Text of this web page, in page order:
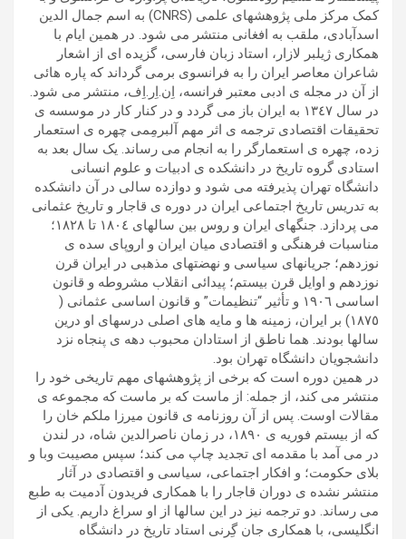
کمک مرکز ملی پژوهشهای علمی (CNRS) به اسم جمال الدین
اسدآبادی، ملقب به افغانی منتشر می شود. در همین ایام با
همکاری ژیلبر لازار، استاد زبان فارسی، گزیده ای از اشعار
شاعران معاصر ایران را به فرانسوی برمی گرداند که پاره هائی
از آن در مجله ی ادبی معتبر فرانسه، اِن.اِر.اِف، منتشر می شود.
در سال ١٣٤٧ به ایران باز می گردد و در کنار کار در موسسه ی
تحقیقات اقتصادی ترجمه ی اثر مهم آلبرمِمی چهره ی استعمار
زده، چهره ی استعمارگر را به انجام می رساند. یک سال بعد به
استادی گروه تاریخ در دانشکده ی ادبیات و علوم انسانی
دانشگاه تهران پذیرفته می شود و دوازده سالی در آن دانشکده
به تدریس تاریخ اجتماعی ایران در دوره ی قاجار و تاریخ عثمانی
می پردازد. جنگهای ایران و روس بین سالهای ١٨۰٤ تا ١٨٢٨؛
مناسبات فرهنگی و اقتصادی میان ایران و اروپای سده ی
نوزدهم؛ جریانهای سیاسی و نهضتهای مذهبی در ایران قرن
نوزدهم و اوایل قرن بیستم؛ پیدائی انقلاب مشروطه و قانون
اساسی ١٩۰٦ و تأثیر “تنظیمات” و قانون اساسی عثمانی (
١٨٧٥) بر ایران، زمینه ها و مایه های اصلی درسهای او درین
سالها بودند. هما ناطق از استادان محبوب دهه ی پنجاه نزد
دانشجویان دانشگاه تهران بود.
در همین دوره است که برخی از پژوهشهای مهم تاریخی خود را
منتشر می کند، از جمله: از ماست که بر ماست که مجموعه ی
مقالات اوست. پس از آن روزنامه ی قانون میرزا ملکم خان را
که از بیستم فوریه ی ١٨٩۰، در زمان ناصرالدین شاه، در لندن
در می آمد با مقدمه ای تجدید چاپ می کند؛ سپس مصیبت وبا و
بلای حکومت؛ و افکار اجتماعی، سیاسی و اقتصادی در آثار
منتشر نشده ی دوران قاجار را با همکاری فریدون آدمیت به طبع
می رساند. دو ترجمه نیز در این سالها از او سراغ داریم. یکی از
انگلیسی، با همکاری جان گِرنی استاد تاریخ در دانشگاه